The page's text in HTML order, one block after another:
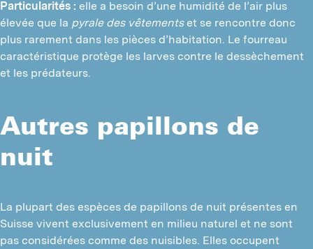
Particularités : elle a besoin d’une humidité de l’air plus
élevée que la pyrale des vêtementset se rencontre donc
plus rarement dans les pièces d’habitation. Le fourreau
caractéristique protège les larves contre le dessèchement
et les prédateurs.
Autres papillons de
nuit
La plupart des espèces de papillons de nuit présentes en
Suisse vivent exclusivement en milieu naturel et ne sont
pas considérées comme des nuisibles. Elles occupent